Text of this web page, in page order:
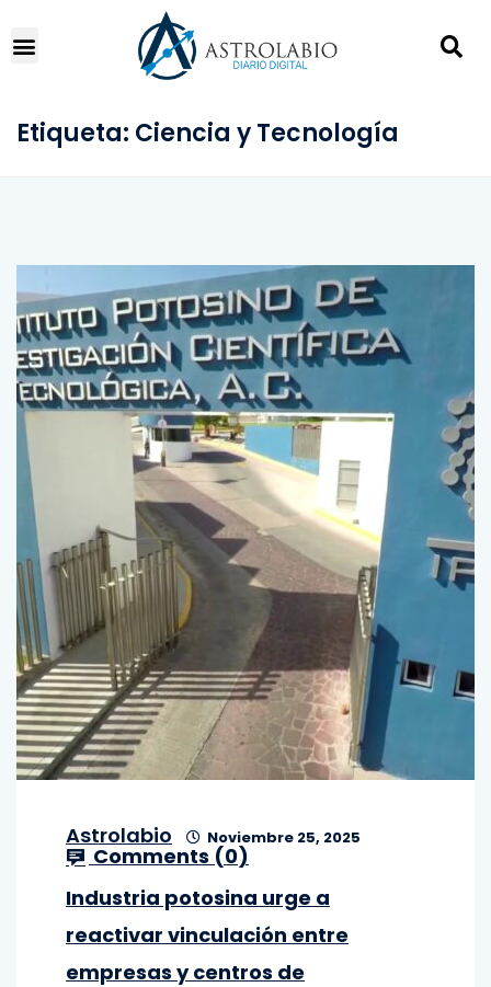
Etiqueta: Ciencia y Tecnología
Astrolabio Noviembre 25, 2025
Comments (0)
Industria potosina urge a
reactivar vinculación entre
empresas y centros de